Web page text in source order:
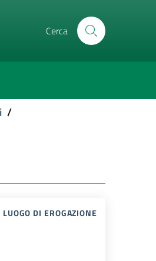
Cerca
/
LUOGO DI EROGAZIONE